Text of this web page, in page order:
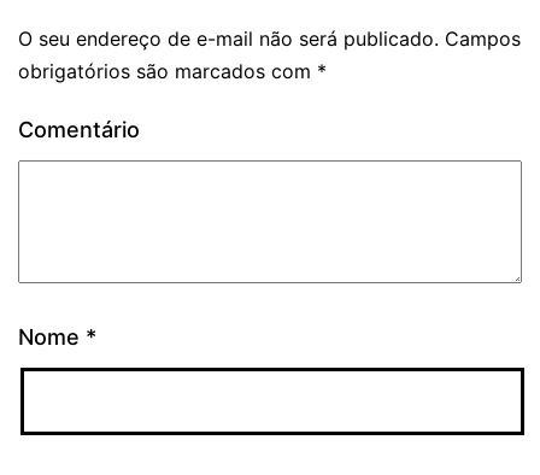
O seu endereço de e-mail não será publicado. Campos
obrigatórios são marcados com *
Comentário
Nome *